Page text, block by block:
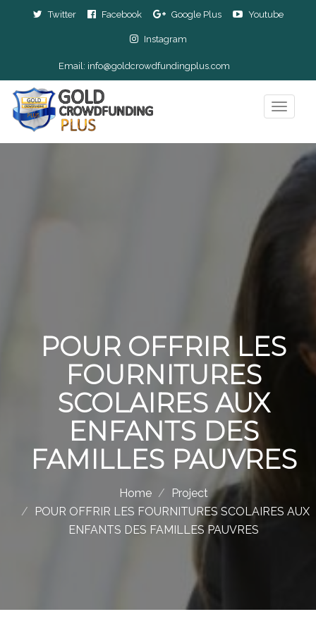
Twitter Facebook Google Plus Youtube
Instagram
Email: info@goldcrowdfundingplus.com
POUR OFFRIR LES
FOURNITURES
SCOLAIRES AUX
ENFANTS DES
FAMILLES PAUVRES
Home
Project
POUR OFFRIR LES FOURNITURES SCOLAIRES AUX
ENFANTS DES FAMILLES PAUVRES